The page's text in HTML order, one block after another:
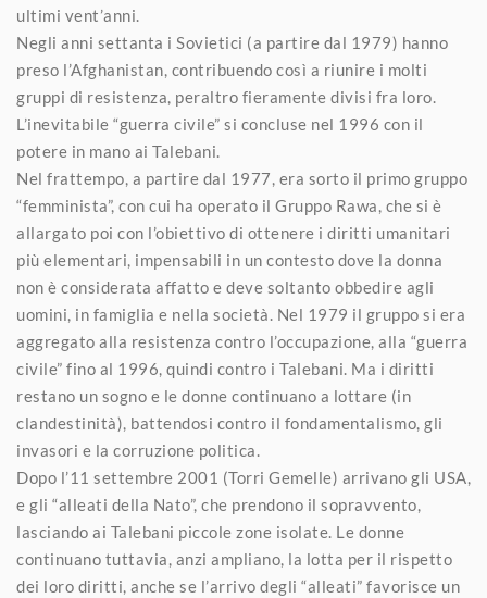
ultimi vent’anni.
Negli anni settanta i Sovietici (a partire dal 1979) hanno
preso l’Afghanistan, contribuendo così a riunire i molti
gruppi di resistenza, peraltro fieramente divisi fra loro.
L’inevitabile “guerra civile” si concluse nel 1996 con il
potere in mano ai Talebani.
Nel frattempo, a partire dal 1977, era sorto il primo gruppo
“femminista”, con cui ha operato il Gruppo Rawa, che si è
allargato poi con l’obiettivo di ottenere i diritti umanitari
più elementari, impensabili in un contesto dove la donna
non è considerata affatto e deve soltanto obbedire agli
uomini, in famiglia e nella società. Nel 1979 il gruppo si era
aggregato alla resistenza contro l’occupazione, alla “guerra
civile” fino al 1996, quindi contro i Talebani. Ma i diritti
restano un sogno e le donne continuano a lottare (in
clandestinità), battendosi contro il fondamentalismo, gli
invasori e la corruzione politica.
Dopo l’11 settembre 2001 (Torri Gemelle) arrivano gli USA,
e gli “alleati della Nato”, che prendono il sopravvento,
lasciando ai Talebani piccole zone isolate. Le donne
continuano tuttavia, anzi ampliano, la lotta per il rispetto
dei loro diritti, anche se l’arrivo degli “alleati” favorisce un